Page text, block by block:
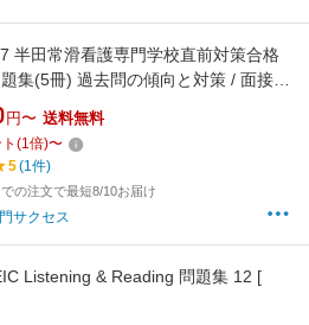
半田常滑看護専門学校直前対策合格
集(5冊) 過去問の傾向と対策 / 面接
会人 高校生 送料無料 / 受験専門サク
円〜 送料無料
(1倍)〜
5(1件)
の注文で最短8/10お届け
サクセス
Listening & Reading 問題集 12 [